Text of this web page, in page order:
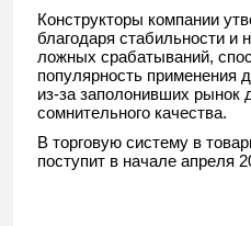
Конструкторы компании
благодаря стабильности и
ложных срабатываний,
популярность применения
из-за заполонивших рынок
сомнительного качества.
В торговую систему в
поступит в начале апреля